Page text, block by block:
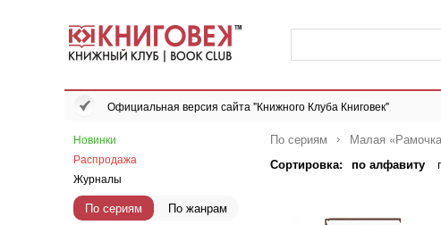
Официальная версия сайта "Книжного Клуба Книговек"
Новинки
Распродажа
Журналы
По сериям По жанрам
По сериям
Малая
Сортировка: по алфавиту